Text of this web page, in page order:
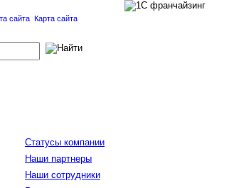
Карта сайта
Cтатусы компании
Наши партнеры
Наши сотрудники